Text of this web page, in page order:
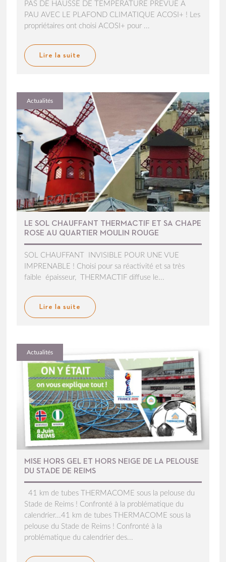
PAS DE HAUSSE DE TEMPÉRATURE PRÉVUE A
PAU AVEC LE PLAFOND CLIMATIQUE ACOSI+ ! Les
propriétaires ont choisi ACOSI+ pour ...
Lire la suite
Actualités
LE SOL CHAUFFANT THERMACTIF ET SA CHAPE
ROSE AU QUARTIER MOULIN ROUGE
SOL CHAUFFANT INVISIBLE POUR UNE VUE
IMPRENABLE ! Choisi pour sa réactivité et sa très
faible épaisseur, THERMACTIF diffuse le...
Lire la suite
Actualités
MISE HORS GEL ET HORS NEIGE DE LA PELOUSE
DU STADE DE REIMS
41 km de tubes THERMACOME sous la pelouse du
Stade de Reims ! Confronté à la problématique du
calendrier...41 km de tubes THERMACOME sous la
pelouse du Stade de Reims ! Confronté à la
problématique du calendrier des...